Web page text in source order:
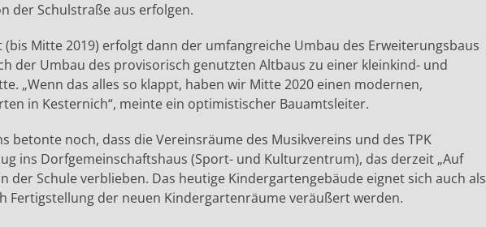
der Schulstraße aus erfolgen.
Mitte 2019) erfolgt dann der umfangreiche Umbau des Erweiterungsbaus
der Umbau des provisorisch genutzten Altbaus zu einer kleinkind- und
„Wenn das alles so klappt, haben wir Mitte 2020 einen modernen,
in Kesternich“, meinte ein optimistischer Bauamtsleiter.
betonte noch, dass die Vereinsräume des Musikvereins und des TPK
ins Dorfgemeinschaftshaus (Sport- und Kulturzentrum), das derzeit „Auf
der Schule verblieben. Das heutige Kindergartengebäude eignet sich auch als
Fertigstellung der neuen Kindergartenräume veräußert werden.